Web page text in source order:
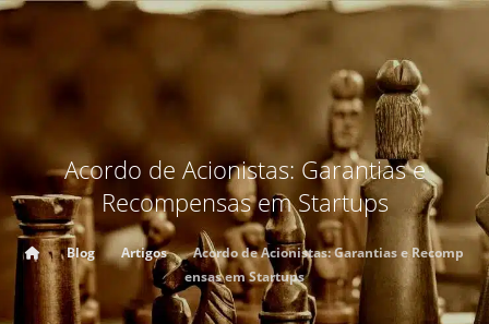
Acordo de Acionistas: Garantias e
Recompensas em Startups
Blog Artigos
Acordo de Acionistas: Garantias e Recomp
ensas em Startups